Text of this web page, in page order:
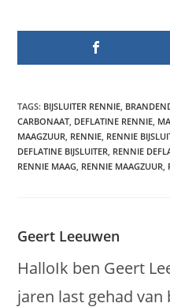
TAGS: BIJSLUITER RENNIE
CARBONAAT DEFLATINE RENNIE
MAAGZUUR RENNIE RENNIE
DEFLATINE BIJSLUITER RENNIE
RENNIE MAAG RENNIE MAAGZUUR
Geert Leeuwen
HalloIk ben Geert
jaren last gehad